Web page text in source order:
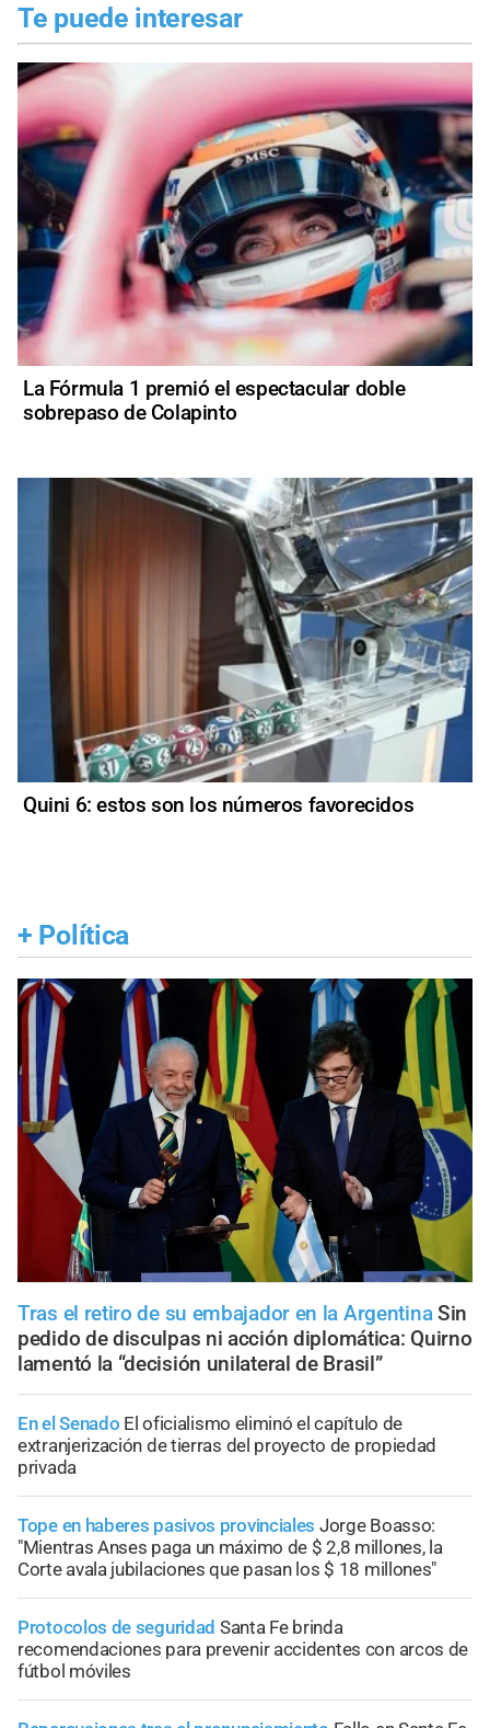
Te puede interesar
La Fórmula 1 premió el espectacular doble
sobrepaso de Colapinto
Quini 6: estos son los números favorecidos
+ Política
Tras el retiro de su embajador en la Argentina Sin
pedido de disculpas ni acción diplomática: Quirno
lamentó la “decisión unilateral de Brasil”
En el Senado El oficialismo eliminó el capítulo de
extranjerización de tierras del proyecto de propiedad
privada
Tope en haberes pasivos provinciales Jorge Boasso:
"Mientras Anses paga un máximo de $ 2,8 millones, la
Corte avala jubilaciones que pasan los $ 18 millones"
Protocolos de seguridad Santa Fe brinda
recomendaciones para prevenir accidentes con arcos de
fútbol móviles